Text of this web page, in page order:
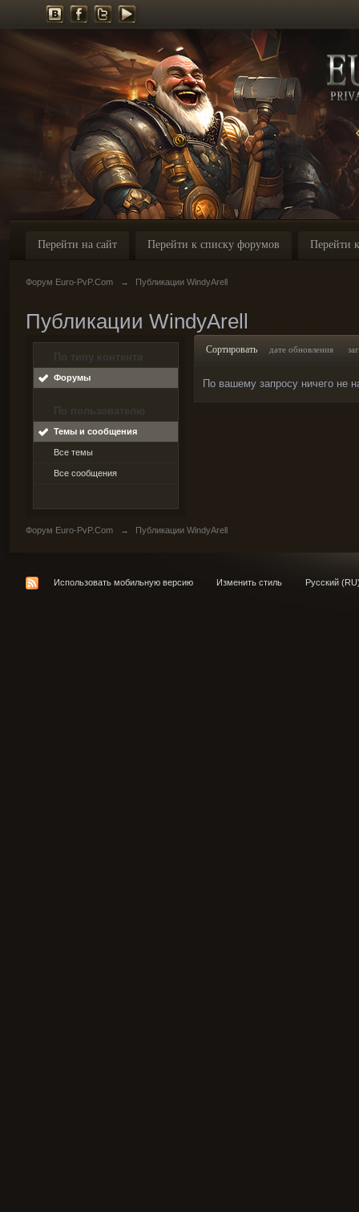
Перейти на сайт Перейти к списку форумов Перейти
Форум Euro-PvP.Com → Публикации WindyArell
Публикации WindyArell
По типу контента
Форумы
По пользователю
Темы и сообщения
Все темы
Все сообщения
Сортировать дате обновления
По вашему запросу ничего не
Форум Euro-PvP.Com → Публикации WindyArell
Использовать мобильную версию Изменить стиль Русский